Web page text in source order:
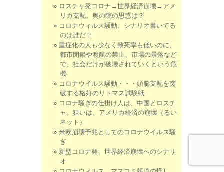
ロスチャ発コロナ→世界経済崩壊→アメ
リカ支配。奥の院の思惑は？
コロナウィルス騒動、シナリオ書いてる
のは誰だ？
重症化の人も少なく致死率も低いのに、
都市閉鎖や渡航の禁止、市場の暴落など
で、社会だけが破壊されていくという危
機
コロナウイルス騒動・・・頭脳支配を突
破する格好のリトマス試験紙
コロナ騒ぎの仕掛け人は、中国とロスチ
ャ。狙いは、アメリカ経済の崩壊（るい
ネット）
米欧崩壊予兆としてのコロナウイルス騒
ぎ
新型コロナ発、世界経済崩壊へのシナリ
オ